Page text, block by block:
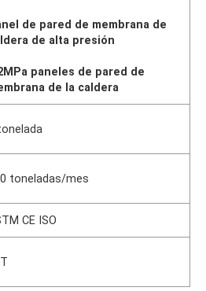
de pared de membrana de
de alta presión
paneles de pared de
de la caldera
toneladas/mes
CE ISO